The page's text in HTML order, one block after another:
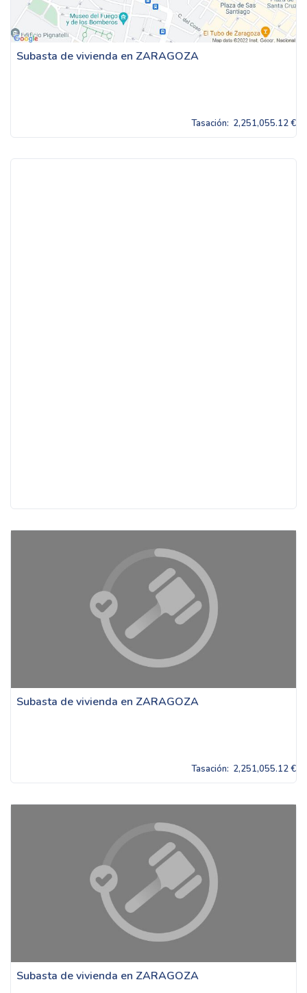
Subasta de vivienda en ZARAGOZA
Tasación: 2,251,055.12 €
Subasta de vivienda en ZARAGOZA
Tasación: 2,251,055.12 €
Subasta de vivienda en ZARAGOZA